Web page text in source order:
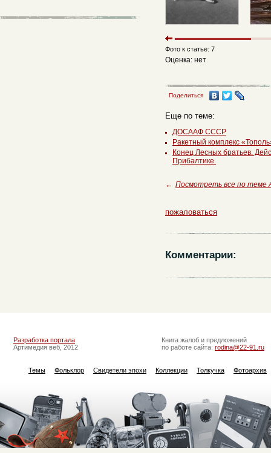
Фото к статье: 7
Оценка: нет
Поделиться
Еще по теме:
ДОСААФ СССР
Ракетный комплекс
Конец Лесных братьев.
Прибалтике.
← Посмотреть все по теме
пожаловаться
Комментарии:
Разработка портала
Артимедия веб, 2012
Книга жалоб и предложений
по работе сайта: rodina@22-91.ru
Темы Фольклор Свидетели эпохи Коллекции Толкучка Фотоархив